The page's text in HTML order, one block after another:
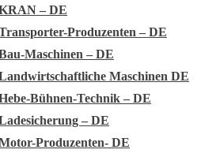
– DE
Produzenten – DE
Maschinen – DE
Maschinen DE
Bühnen-Technik – DE
– DE
Produzenten- DE